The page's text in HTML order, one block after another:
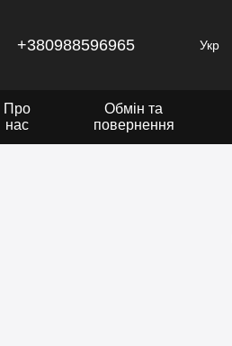
+380988596965 Укр
Про
нас
Обмін та
повернення